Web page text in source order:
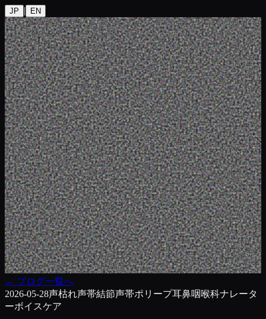
JP | EN
← ブログ一覧へ
2026-05-28声枯れ声帯結節声帯ポリープ耳鼻咽喉科ナレータ
ーボイスケア